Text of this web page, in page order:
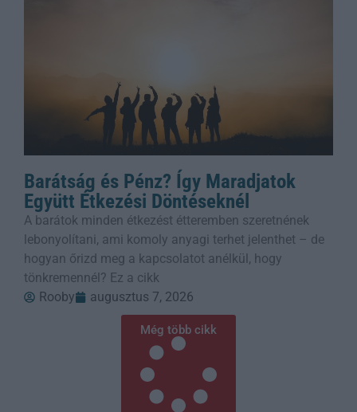
Barátság és Pénz? Így Maradjatok
Együtt Étkezési Döntéseknél
A barátok minden étkezést étteremben szeretnének
lebonyolítani, ami komoly anyagi terhet jelenthet – de
hogyan őrizd meg a kapcsolatot anélkül, hogy
tönkremennél? Ez a cikk
Rooby
augusztus 7, 2026
Még több cikk